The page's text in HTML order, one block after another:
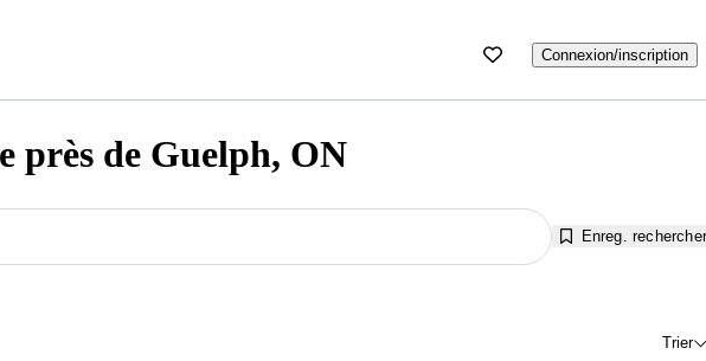
Connexion/inscription
près de Guelph, ON
Enreg. rechercher
Trier